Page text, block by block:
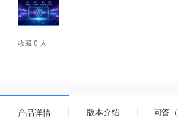
收藏 0 人
产品详情 版本介绍 问答（